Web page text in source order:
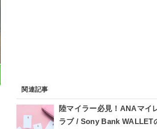
関連記事
陸マイラー必見！ANAマイ
ラブ / Sony Bank WALLET